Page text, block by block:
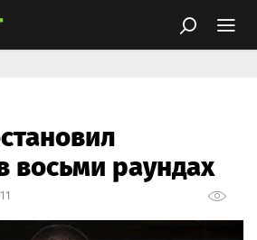
восьми раундах